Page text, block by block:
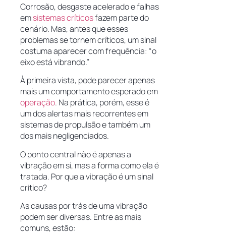
Corrosão, desgaste acelerado e falhas
emsistemas críticosfazem parte do
cenário. Mas, antes que esses
problemas se tornem críticos, um sinal
costuma aparecer com frequência: “o
eixo está vibrando.”
À primeira vista, pode parecer apenas
mais um comportamento esperado em
operação. Na prática, porém, esse é
um dos alertas mais recorrentes em
sistemas de propulsão e também um
dos mais negligenciados.
O ponto central não é apenas a
vibração em si, mas a forma como ela é
tratada. Por que a vibração é um sinal
crítico?
As causas por trás de uma vibração
podem ser diversas. Entre as mais
comuns, estão: